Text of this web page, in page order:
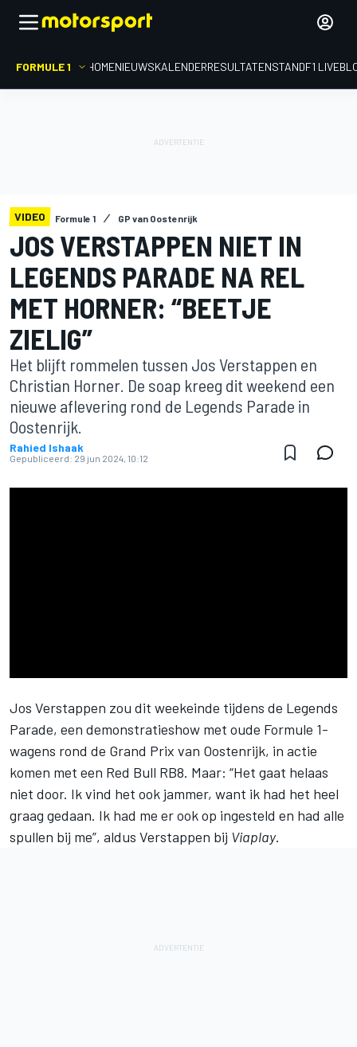
FORMULE 1 HOMENIEUWSKALENDERRESULTATENSTANDF1
VIDEO Formule 1 GP van Oostenrijk
JOS VERSTAPPEN NIET IN
LEGENDS PARADE NA REL
MET HORNER: “BEETJE
ZIELIG”
Het blijft rommelen tussen Jos Verstappen en
Christian Horner. De soap kreeg dit weekend een
nieuwe aflevering rond de Legends Parade in
Oostenrijk.
Rahied Ishaak
Gepubliceerd: 29 jun 2024, 10:12
Jos Verstappen zou dit weekeinde tijdens de Legends
Parade, een demonstratieshow met oude Formule 1-
wagens rond de Grand Prix van Oostenrijk, in actie
komen met een Red Bull RB8. Maar: “Het gaat helaas
niet door. Ik vind het ook jammer, want ik had het heel
graag gedaan. Ik had me er ook op ingesteld en had alle
spullen bij me”, aldus Verstappen bij Viaplay.